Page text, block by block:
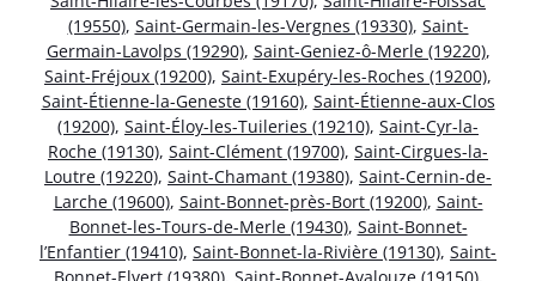
(19550), Saint-Germain-les-Vergnes (19330), Saint-
Germain-Lavolps (19290), Saint-Geniez-ô-Merle (19220),
Saint-Fréjoux (19200), Saint-Exupéry-les-Roches (19200),
Saint-Étienne-la-Geneste (19160), Saint-Étienne-aux-Clos
(19200), Saint-Éloy-les-Tuileries (19210), Saint-Cyr-la-
Roche (19130), Saint-Clément (19700), Saint-Cirgues-la-
Loutre (19220), Saint-Chamant (19380), Saint-Cernin-de-
Larche (19600), Saint-Bonnet-près-Bort (19200), Saint-
Bonnet-les-Tours-de-Merle (19430), Saint-Bonnet-
l’Enfantier (19410), Saint-Bonnet-la-Rivière (19130), Saint-
Bonnet-Elvert (19380), Saint-Bonnet-Avalouze (19150),